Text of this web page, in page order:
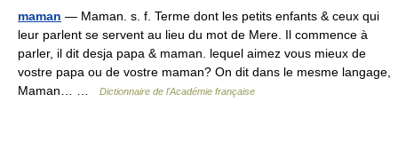
maman — Maman. s. f. Terme dont les petits enfants & ceux qui
leur parlent se servent au lieu du mot de Mere. Il commence à
parler, il dit desja papa & maman. lequel aimez vous mieux de
vostre papa ou de vostre maman? On dit dans le mesme langage,
Maman… …
Dictionnaire de l'Académie française